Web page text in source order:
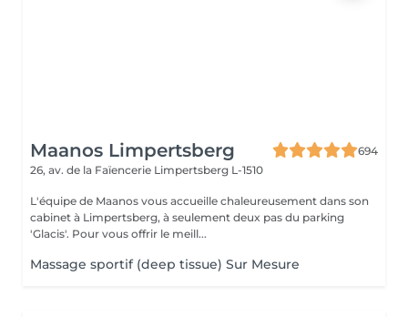
Maanos Limpertsberg
694
26, av. de la Faïencerie Limpertsberg L-1510
L'équipe de Maanos vous accueille chaleureusement dans son
cabinet à Limpertsberg, à seulement deux pas du parking
'Glacis'. Pour vous offrir le meill...
Massage sportif (deep tissue) Sur Mesure